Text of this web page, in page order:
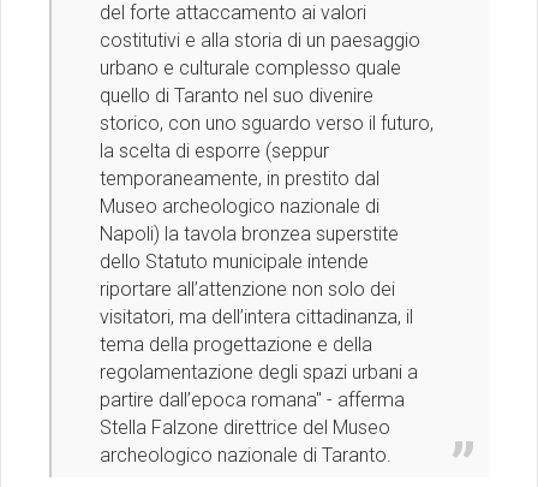
del forte attaccamento ai valori
costitutivi e alla storia di un paesaggio
urbano e culturale complesso quale
quello di Taranto nel suo divenire
storico, con uno sguardo verso il futuro,
la scelta di esporre (seppur
temporaneamente, in prestito dal
Museo archeologico nazionale di
Napoli) la tavola bronzea superstite
dello Statuto municipale intende
riportare all’attenzione non solo dei
visitatori, ma dell’intera cittadinanza, il
tema della progettazione e della
regolamentazione degli spazi urbani a
partire dall’epoca romana'' - afferma
Stella Falzone direttrice del Museo
archeologico nazionale di Taranto.